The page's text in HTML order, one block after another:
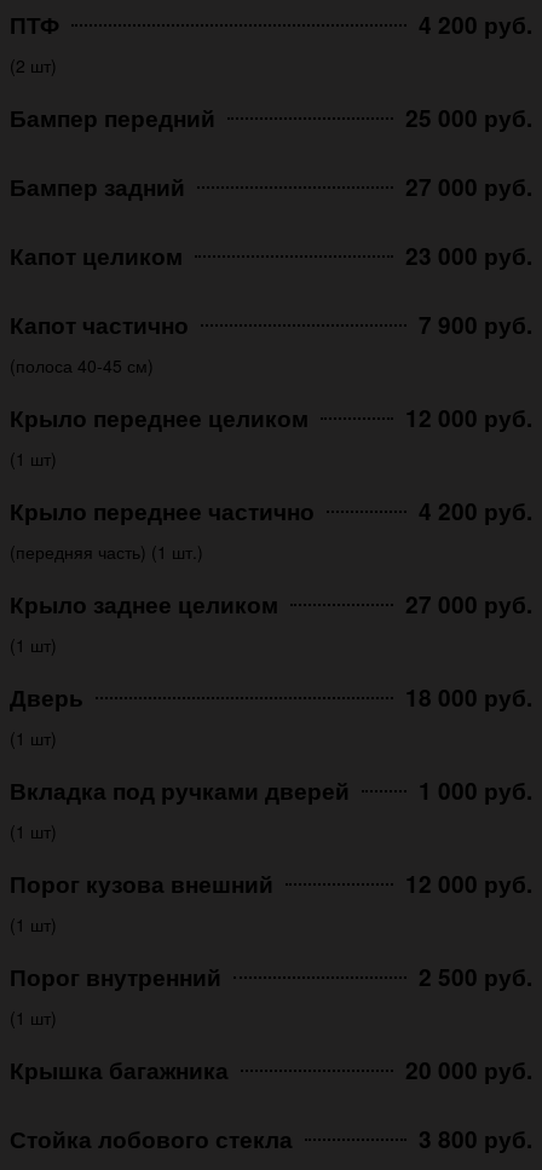
ПТФ 4 200 руб.
(2 шт)
Бампер передний 25 000 руб.
Бампер задний 27 000 руб.
Капот целиком 23 000 руб.
Капот частично 7 900 руб.
(полоса 40-45 см)
Крыло переднее целиком 12 000 руб.
(1 шт)
Крыло переднее частично 4 200 руб.
(передняя часть) (1 шт.)
Крыло заднее целиком 27 000 руб.
(1 шт)
Дверь 18 000 руб.
(1 шт)
Вкладка под ручками дверей 1 000 руб.
(1 шт)
Порог кузова внешний 12 000 руб.
(1 шт)
Порог внутренний 2 500 руб.
(1 шт)
Крышка багажника 20 000 руб.
Стойка лобового стекла 3 800 руб.